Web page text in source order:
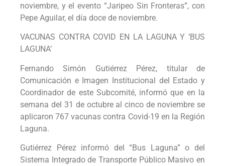
noviembre, y el evento “Jaripeo Sin Fronteras”, con
Pepe Aguilar, el día doce de noviembre.
VACUNAS CONTRA COVID EN LA LAGUNA Y ‘BUS
LAGUNA’
Fernando Simón Gutiérrez Pérez, titular de
Comunicación e Imagen Institucional del Estado y
Coordinador de este Subcomité, informó que en la
semana del 31 de octubre al cinco de noviembre se
aplicaron 767 vacunas contra Covid-19 en la Región
Laguna.
Gutiérrez Pérez informó del “Bus Laguna” o del
Sistema Integrado de Transporte Público Masivo en